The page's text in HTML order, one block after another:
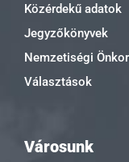
Közérdekű adatok
Jegyzőkönyvek
Nemzetiségi
Választások
Városunk